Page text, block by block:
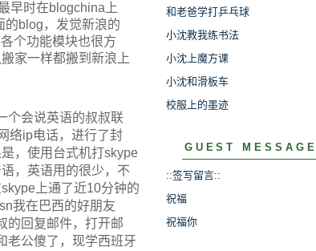
早时在blogchina上
的blog，发觉新浪的
个功能模块也很方
家一样都搬到新浪上
个会说英语的叔叔联
络ip电话，进行了封
，使用台式机打skype
，英语用的很少，不
上通了近10分钟的
我在巴西的好朋友
的回复邮件，打开邮
老公傻了，现学西班牙
和老爸学打乒乓球
小沈教我练书法
小沈上魔方课
小沈和滑板车
校服上的墨迹
GUEST MESSAGE
::签写留言::
祝福
祝福你